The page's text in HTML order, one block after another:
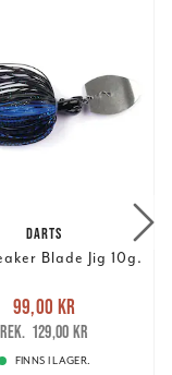
DARTS
Blade Jig 10g.
pris
krTidigare pris
129,00 kr
99,00 kr
129,00 kr
FINNS I LAGER.